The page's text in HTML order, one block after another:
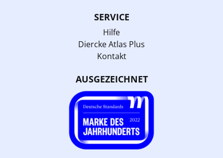
SERVICE
Hilfe
Diercke Atlas Plus
Kontakt
AUSGEZEICHNET